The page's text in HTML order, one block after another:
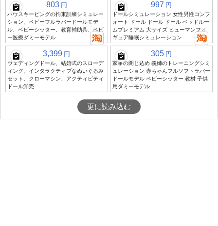
803 円
ハウスキーピングの拘束訓練シミュレー
ション、ベビーフルラバードールモデ
ル、ベビーシッター、教育補助具、ベビ
ー医療ダミーモデル
997 円
ドールシミュレーション 女性男性コンフ
ォート ドール ドール ドール ベッドルー
ムプレミアム 大サイズ ヒューマンフィ
ギュア睡眠シミュレーション
3,399 円
ウェディングドール、結婚式のスローデ
ィング、インタラクティブなぬいぐるみ
セット、クローマシン、アクティビティ
ドール卸売
305 円
家事の閉じ込め 義姉のトレーニングシミ
ュレーション 赤ちゃんフルソフトラバー
ドールモデル ベビーシッター 教材 子供
用ダミーモデル
更に読み込む